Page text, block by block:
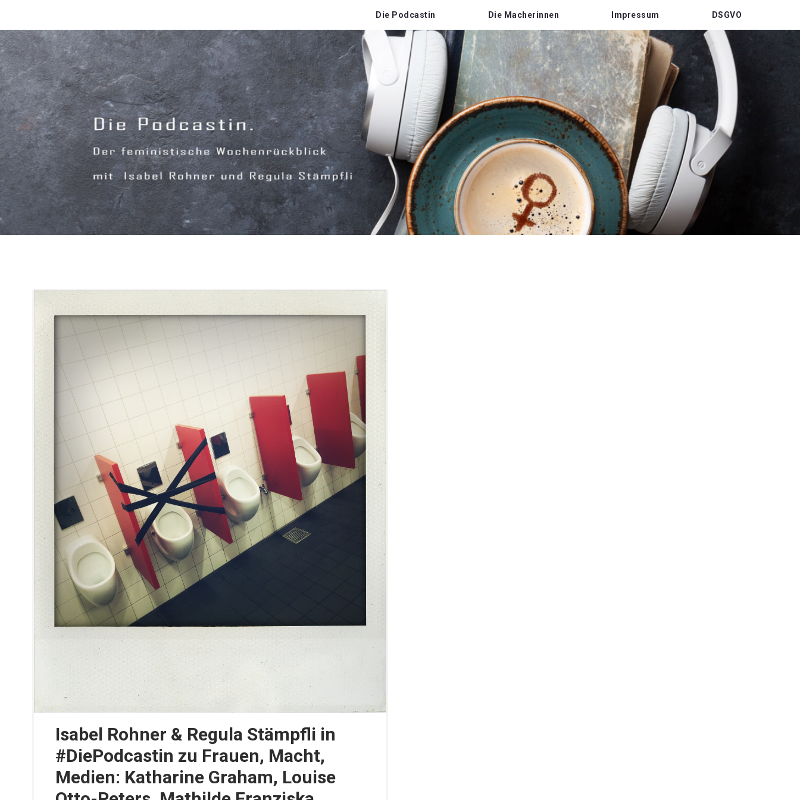
Die Podcastin Die Macherinnen Impressum DSGVO
Isabel Rohner & Regula Stämpfli in
#DiePodcastin zu Frauen, Macht,
Medien: Katharine Graham, Louise